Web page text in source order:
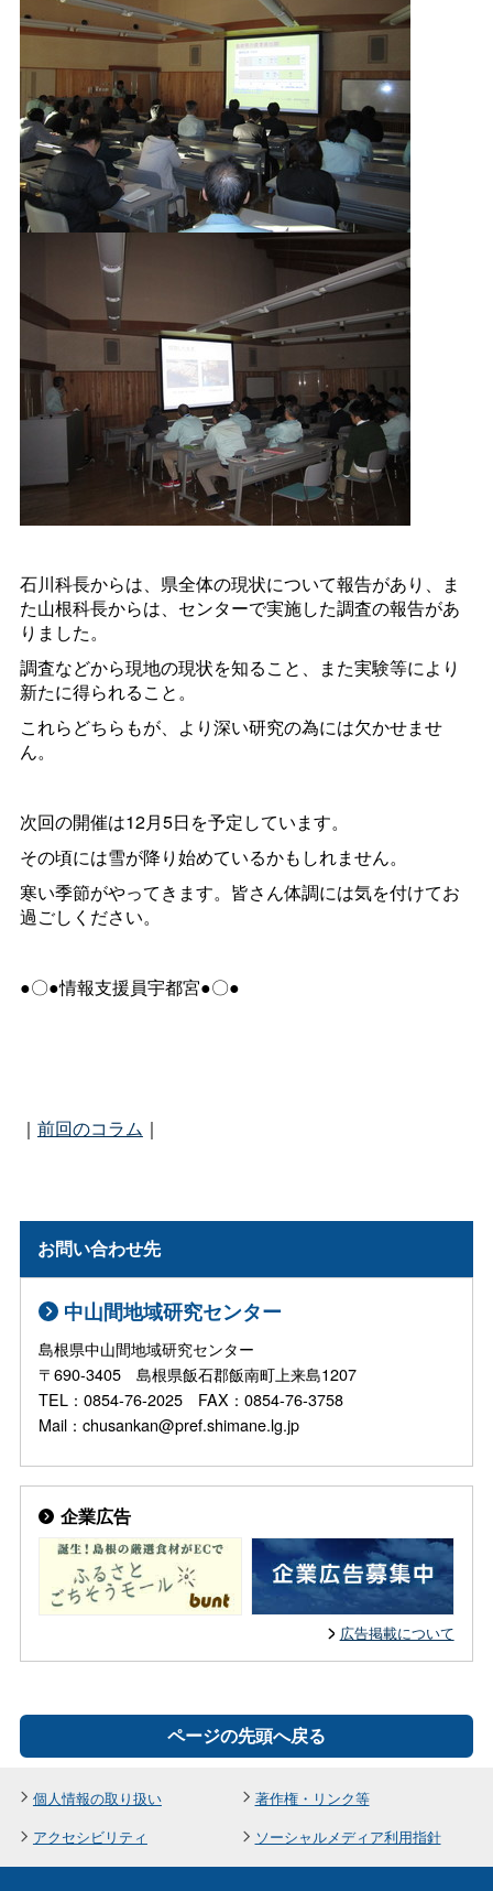
石川科長からは、県全体の現状について報告があり、ま
た山根科長からは、センターで実施した調査の報告があ
りました。
調査などから現地の現状を知ること、また実験等により
新たに得られること。
これらどちらもが、より深い研究の為には欠かせませ
ん。
次回の開催は12月5日を予定しています。
その頃には雪が降り始めているかもしれません。
寒い季節がやってきます。皆さん体調には気を付けてお
過ごしください。
●〇●情報支援員宇都宮●〇●
｜ 前回のコラム ｜
お問い合わせ先
中山間地域研究センター
島根県中山間地域研究センター
〒690-3405 島根県飯石郡飯南町上来島1207
TEL：0854-76-2025 FAX：0854-76-3758
Mail：chusankan@pref.shimane.lg.jp
企業広告
広告掲載について
ページの先頭へ戻る
個人情報の取り扱い
著作権・リンク等
アクセシビリティ
ソーシャルメディア利用指針